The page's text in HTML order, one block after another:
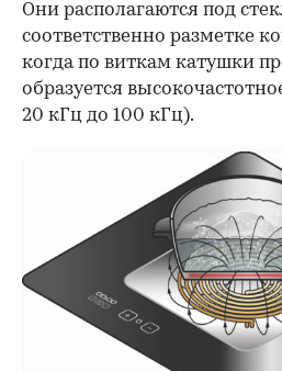
Они располагаются под
соответственно разметке
когда по виткам катушки
образуется
20 кГц до 100 кГц).